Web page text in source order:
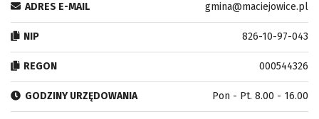
ADRES E-MAIL gmina@maciejowice.pl
NIP 826-10-97-043
REGON 000544326
GODZINY URZĘDOWANIA Pon - Pt. 8.00 - 16.00